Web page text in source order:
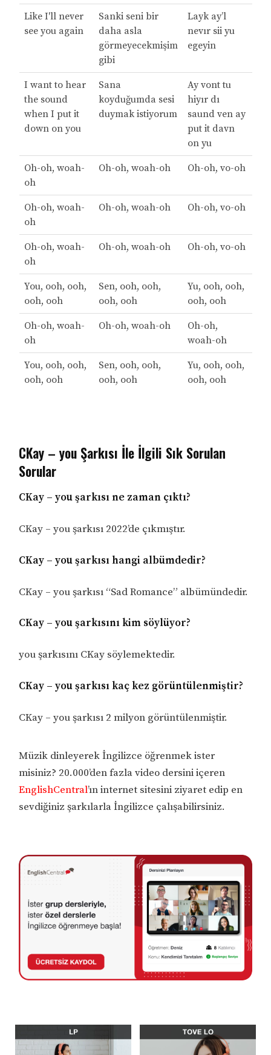
Like I'll never
see you again
Sanki seni bir
daha asla
görmeyecekmişim
gibi
Layk ay’l
nevır sii yu
egeyin
I want to hear
the sound
when I put it
down on you
Sana
koyduğumda sesi
duymak istiyorum
Ay vont tu
hiyır dı
saund ven ay
put it davn
on yu
Oh-oh, woah-
oh
Oh-oh, woah-oh Oh-oh, vo-oh
Oh-oh, woah-
oh
Oh-oh, woah-oh Oh-oh, vo-oh
Oh-oh, woah-
oh
Oh-oh, woah-oh Oh-oh, vo-oh
You, ooh, ooh,
ooh, ooh
Sen, ooh, ooh,
ooh, ooh
Yu, ooh, ooh,
ooh, ooh
Oh-oh, woah-
oh
Oh-oh, woah-oh
Oh-oh,
woah-oh
You, ooh, ooh,
ooh, ooh
Sen, ooh, ooh,
ooh, ooh
Yu, ooh, ooh,
ooh, ooh
CKay – you Şarkısı İle İlgili Sık Sorulan
Sorular
CKay – you şarkısı ne zaman çıktı?
CKay – you şarkısı 2022’de çıkmıştır.
CKay – you şarkısı hangi albümdedir?
CKay – you şarkısı “Sad Romance” albümündedir.
CKay – you şarkısını kim söylüyor?
you şarkısını CKay söylemektedir.
CKay – you şarkısı kaç kez görüntülenmiştir?
CKay – you şarkısı 2 milyon görüntülenmiştir.
Müzik dinleyerek İngilizce öğrenmek ister
misiniz? 20.000’den fazla video dersini içeren
EnglishCentral’ın internet sitesini ziyaret edip en
sevdiğiniz şarkılarla İngilizce çalışabilirsiniz.